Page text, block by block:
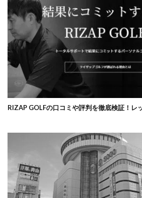
RIZAP GOLFの口コミや評判を徹底検証！レ